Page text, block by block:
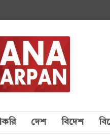
দেশ বিদেশ